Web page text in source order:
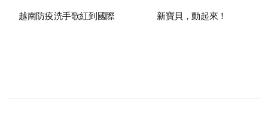
越南防疫洗手歌紅到國際 新寶貝，動起來！